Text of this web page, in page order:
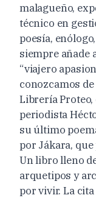
malagueño,
técnico en
poesía,
siempre añade
“viajero
conozcamos
Librería
periodista
su último
por Jákara,
Un libro lleno
arquetipos y
por vivir. La